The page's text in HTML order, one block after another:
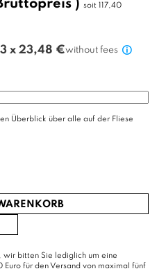
) soit 117,40
3 x 23,48 €without fees
Überblick über alle auf der Fliese
wir bitten Sie lediglich um eine
für den Versand von maximal fünf